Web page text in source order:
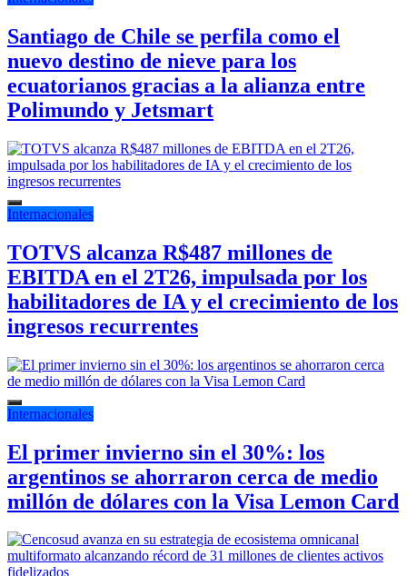
Santiago de Chile se perfila como el
nuevo destino de nieve para los
ecuatorianos gracias a la alianza entre
Polimundo y Jetsmart
Internacionales
TOTVS alcanza R$487 millones de
EBITDA en el 2T26, impulsada por los
habilitadores de IA y el crecimiento de los
ingresos recurrentes
Internacionales
El primer invierno sin el 30%: los
argentinos se ahorraron cerca de medio
millón de dólares con la Visa Lemon Card